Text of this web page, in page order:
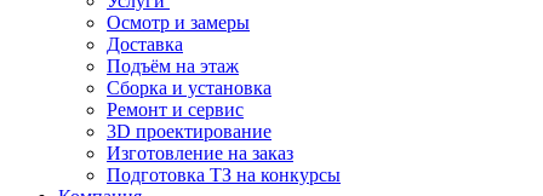
Осмотр и замеры
Доставка
Подъём на этаж
Сборка и установка
Ремонт и сервис
3D проектирование
Изготовление на заказ
Подготовка ТЗ на конкурсы